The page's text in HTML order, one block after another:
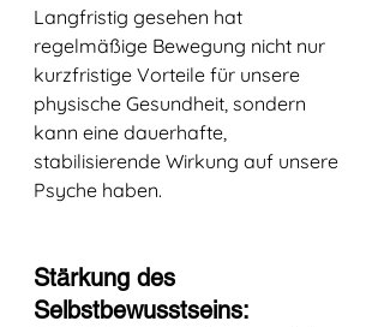
Langfristig gesehen hat
regelmäßige Bewegung nicht nur
kurzfristige Vorteile für unsere
physische Gesundheit, sondern
kann eine dauerhafte,
stabilisierende Wirkung auf unsere
Psyche haben.
Stärkung des
Selbstbewusstseins: